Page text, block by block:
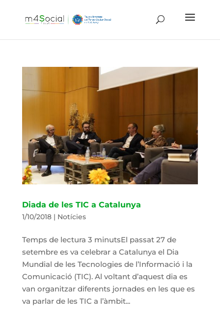
Diada de les TIC a Catalunya
1/10/2018| Notícies
Temps de lectura 3 minutsEl passat 27 de
setembre es va celebrar a Catalunya el Dia
Mundial de les Tecnologies de l’Informació i la
Comunicació (TIC). Al voltant d’aquest dia es
van organitzar diferents jornades en les que es
va parlar de les TIC a l’àmbit...